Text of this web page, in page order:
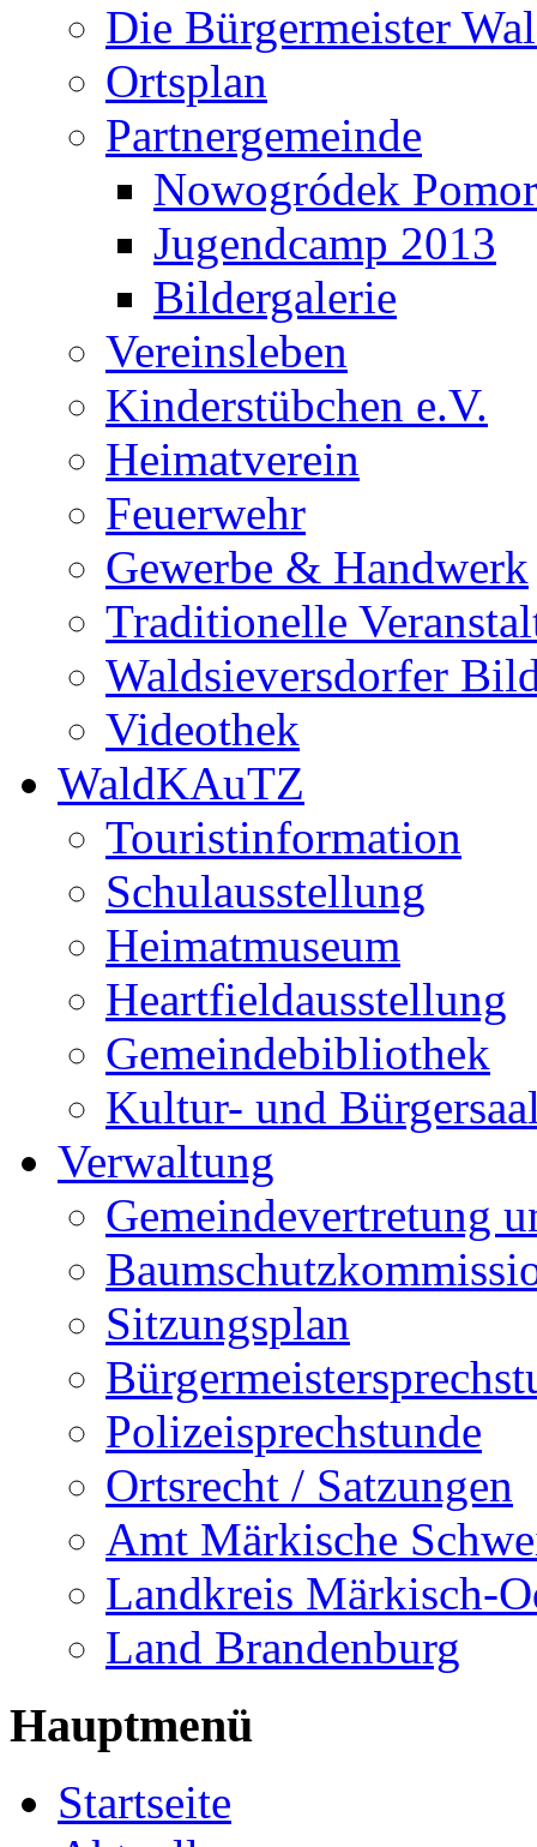
Die Bürgermeister
Ortsplan
Partnergemeinde
Nowogródek
Jugendcamp 2013
Bildergalerie
Vereinsleben
Kinderstübchen e.V.
Heimatverein
Feuerwehr
Gewerbe & Handwerk
Traditionelle
Waldsieversdorfer
Videothek
WaldKAuTZ
Touristinformation
Schulausstellung
Heimatmuseum
Heartfieldausstellung
Gemeindebibliothek
Kultur- und
Verwaltung
Gemeindevertretung
Sitzungsplan
Polizeisprechstunde
Ortsrecht / Satzungen
Amt Märkische
Landkreis Märkisch-
Land Brandenburg
Hauptmenü
Startseite